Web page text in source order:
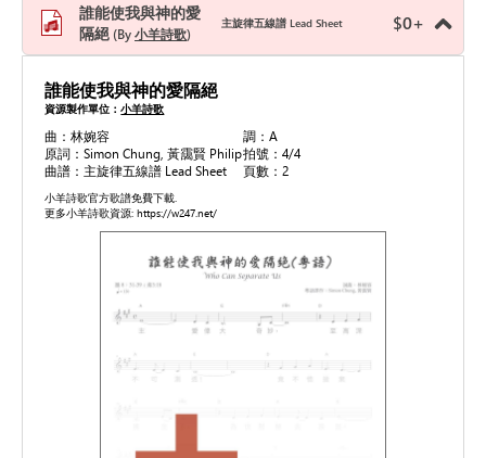
誰能使我與神的愛
隔絕 By小羊詩歌
主旋律五線譜 Lead Sheet $0+
誰能使我與神的愛隔絕
資源製作單位：小羊詩歌
曲：林婉容
原詞：Simon Chung, 黃靄賢 Philip
曲譜：主旋律五線譜 Lead Sheet
調：A
拍號：4/4
頁數：2
小羊詩歌官方歌譜免費下載.
更多小羊詩歌資源: https://w247.net/